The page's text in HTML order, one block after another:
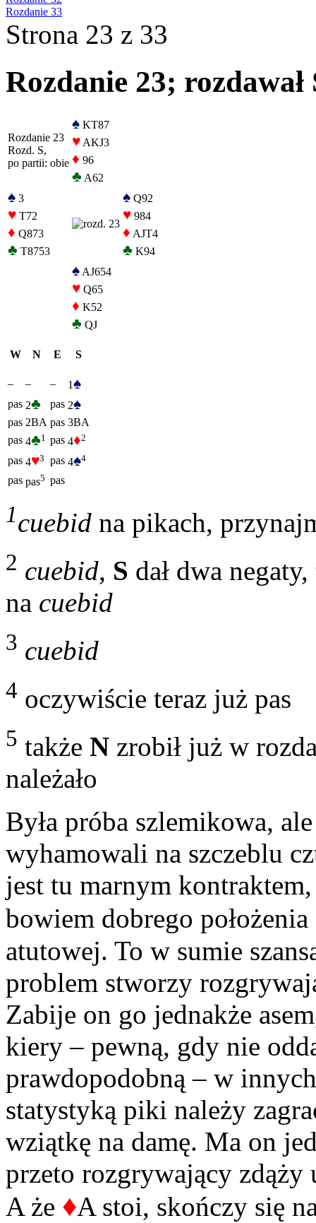
Rozdanie 33
Strona 23 z 33
Rozdanie 23;
Rozdanie 23
Rozd. S,
po partii: obie
♠ KT87
♥ AKJ3
♦ 96
♣ A62
♠ 3
♥ T72
♦ Q873
♣ T8753
♠ Q92
♥ 984
♦ AJT4
♣ K94
♠ AJ654
♥ Q65
♦ K52
♣ QJ
W N E S
– – – 1♠
pas 2♣ pas 2♠
pas 2BA pas 3BA
pas 4♣1 pas 4♦2
pas 4♥3 pas 4♠4
pas pas5 pas
1cuebid na pikach,
2 cuebid, S dał dwa
na cuebid
3 cuebid
4 oczywiście teraz już pas
5 także N zrobił już w
należało
Była próba szlemikowa,
wyhamowali na szczeblu
jest tu marnym
bowiem dobrego położenia
atutowej. To w sumie
problem stworzy
Zabije on go jednakże
kiery – pewną, gdy nie
prawdopodobną – w
statystyką piki należy
wziątkę na damę. Ma on
przeto rozgrywający
A że ♦A stoi, skończy się